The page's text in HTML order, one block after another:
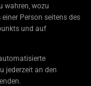
wahren, wozu
Person seitens des
und auf
jederzeit an den